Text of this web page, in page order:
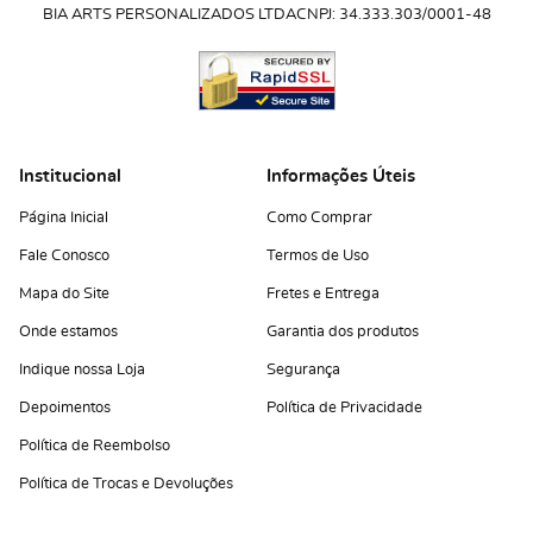
BIA ARTS PERSONALIZADOS LTDACNPJ: 34.333.303/0001-48
Institucional
Página Inicial
Fale Conosco
Mapa do Site
Onde estamos
Indique nossa Loja
Depoimentos
Política de Reembolso
Política de Trocas e Devoluções
Informações Úteis
Como Comprar
Termos de Uso
Fretes e Entrega
Garantia dos produtos
Segurança
Política de Privacidade